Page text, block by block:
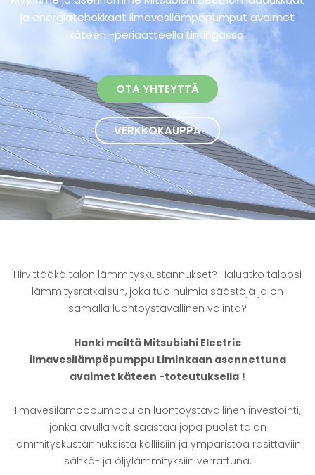
ja energiatehokkaat ilmavesilämpöpumput avaimet
käteen -periaatteella Limingassa.
OTA YHTEYTTÄ
VERKKOKAUPPA
Hirvittääkö talon lämmityskustannukset? Haluatko taloosi
lämmitysratkaisun, joka tuo huimia säästöjä ja on
samalla luontoystävällinen valinta?
Hanki meiltä Mitsubishi Electric
ilmavesilämpöpumppu Liminkaan asennettuna
avaimet käteen -toteutuksella !
Ilmavesilämpöpumppu on luontoystävällinen investointi,
jonka avulla voit säästää jopa puolet talon
lämmityskustannuksista kalliisiin ja ympäristöä rasittaviin
sähkö- ja öljylämmityksiin verrattuna.